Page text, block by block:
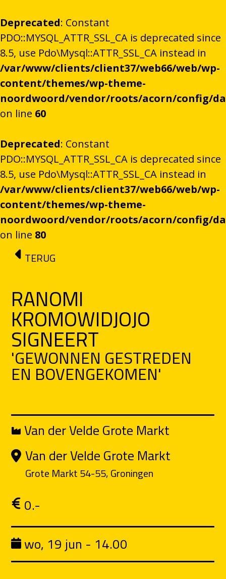
Deprecated: Constant
PDO::MYSQL_ATTR_SSL_CA is deprecated since
8.5, use Pdo\Mysql::ATTR_SSL_CA instead in
/var/www/clients/client37/web66/web/wp-
content/themes/wp-theme-
noordwoord/vendor/roots/acorn/config/
on line 60
Deprecated: Constant
PDO::MYSQL_ATTR_SSL_CA is deprecated since
8.5, use Pdo\Mysql::ATTR_SSL_CA instead in
/var/www/clients/client37/web66/web/wp-
content/themes/wp-theme-
noordwoord/vendor/roots/acorn/config/
on line 80
Ga naar de inhoud
TERUG
RANOMI
KROMOWIDJOJO
SIGNEERT
'GEWONNEN GESTREDEN
EN BOVENGEKOMEN'
Van der Velde Grote Markt
Van der Velde Grote Markt
Grote Markt 54-55, Groningen
0.-
wo, 19 jun - 14.00